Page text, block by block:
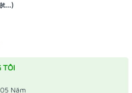
TÔI
Năm